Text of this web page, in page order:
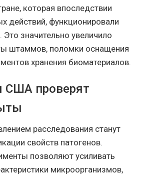
которая впоследствии
действий, функционировали
значительно увеличило
штаммов, поломки оснащения
хранения биоматериалов.
США проверят
расследования станут
свойств патогенов.
позволяют усиливать
микроорганизмов,